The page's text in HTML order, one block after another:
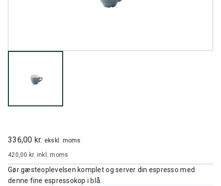
336,00 kr. ekskl. moms
420,00 kr. inkl. moms
Gør gæsteoplevelsen komplet og server din espresso med
denne fine espressokop i blå.